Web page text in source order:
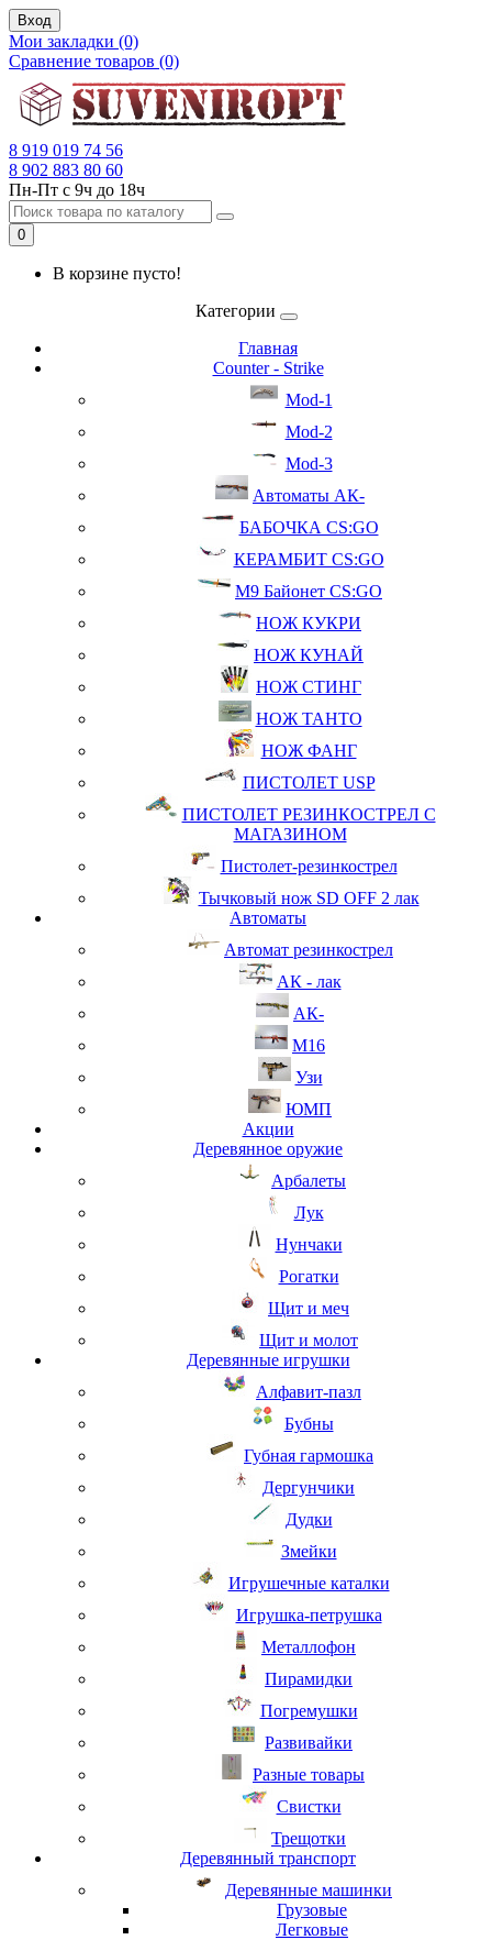
Вход
Мои закладки (0)
Сравнение товаров (0)
8 919 019 74 56
8 902 883 80 60
Пн-Пт с 9ч до 18ч
0
В корзине пусто!
Категории
Главная
Counter - Strike
Mod-1
Mod-2
Mod-3
Автоматы АК-
БАБОЧКА CS:GO
КЕРАМБИТ CS:GO
М9 Байонет CS:GO
НОЖ КУКРИ
НОЖ КУНАЙ
НОЖ СТИНГ
НОЖ ТАНТО
НОЖ ФАНГ
ПИСТОЛЕТ USP
ПИСТОЛЕТ РЕЗИНКОСТРЕЛ С
МАГАЗИНОМ
Пистолет-резинкострел
Тычковый нож SD OFF 2 лак
Автоматы
Автомат резинкострел
АК - лак
АК-
М16
Узи
ЮМП
Акции
Деревянное оружие
Арбалеты
Лук
Нунчаки
Рогатки
Щит и меч
Щит и молот
Деревянные игрушки
Алфавит-пазл
Бубны
Губная гармошка
Дергунчики
Дудки
Змейки
Игрушечные каталки
Игрушка-петрушка
Металлофон
Пирамидки
Погремушки
Развивайки
Разные товары
Свистки
Трещотки
Деревянный транспорт
Деревянные машинки
Грузовые
Легковые